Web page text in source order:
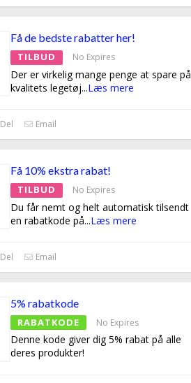
Få de bedste rabatter her!
TILBUD No Expires
Der er virkelig mange penge at spare på
kvalitets legetøj...Læs mere
Del Email
Få 10% ekstra rabat!
TILBUD No Expires
Du får nemt og helt automatisk tilsendt
en rabatkode på...Læs mere
Del Email
5% rabatkode
RABATKODE No Expires
Denne kode giver dig 5% rabat på alle
deres produkter!